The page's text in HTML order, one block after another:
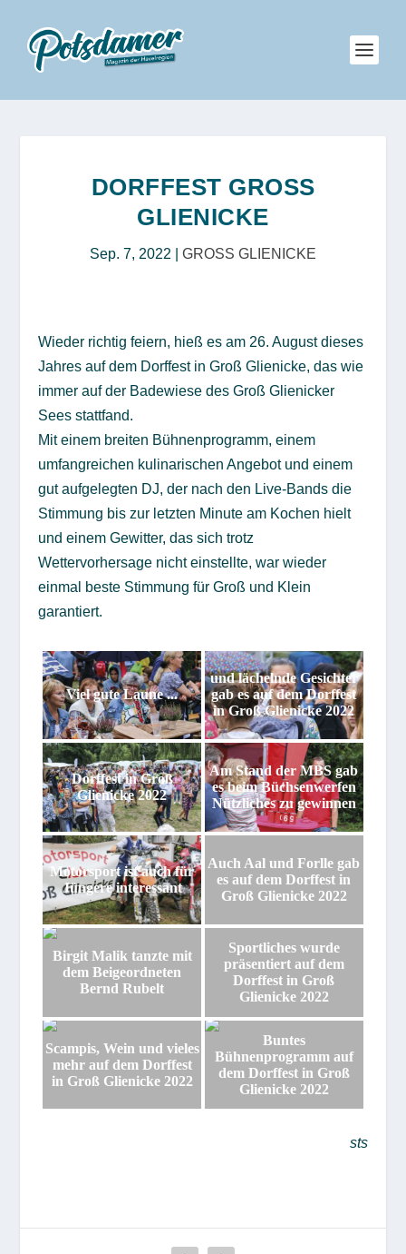
DORFFEST GROSS G
LIENICKE
Sep. 7, 2022 GROSS GLIENICKE
Wieder richtig feiern, hieß es am 26. August dieses
Jahres auf dem Dorffest in Groß Glienicke, das wie
immer auf der Badewiese des Groß Glienicker
Sees stattfand.
Mit einem breiten Bühnenprogramm, einem
umfangreichen kulinarischen Angebot und einem
gut aufgelegten DJ, der nach den Live-Bands die
Stimmung bis zur letzten Minute am Kochen hielt
und einem Gewitter, das sich trotz
Wettervorhersage nicht einstellte, war wieder
einmal beste Stimmung für Groß und Klein
garantiert.
Viel gute Laune ...
und lächelnde Gesichter
gab es auf dem Dorffest
in Groß Glienicke 2022
Dorffest in Groß
Glienicke 2022
Am Stand der MBS gab
es beim Büchsenwerfen
Nützliches zu gewinnen
Motorsport ist auch für
Jüngere interessant
Auch Aal und Forlle gab
es auf dem Dorffest in
Groß Glienicke 2022
Birgit Malik tanzte mit
dem Beigeordneten
Bernd Rubelt
Sportliches wurde
präsentiert auf dem
Dorffest in Groß
Glienicke 2022
Scampis, Wein und vieles
mehr auf dem Dorffest
in Groß Glienicke 2022
Buntes
Bühnenprogramm auf
dem Dorffest in Groß
Glienicke 2022
sts